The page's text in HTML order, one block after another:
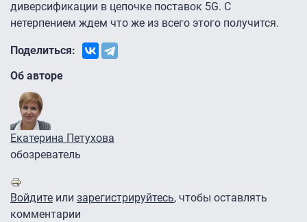
диверсификации в цепочке поставок 5G. С
нетерпением ждем что же из всего этого получится.
Поделиться:
Об авторе
Екатерина Петухова
обозреватель
Войдите или зарегистрируйтесь, чтобы оставлять
комментарии